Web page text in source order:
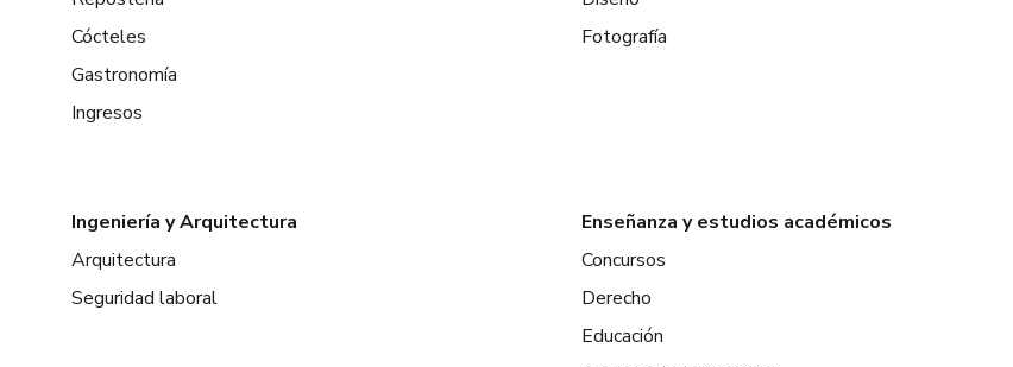
Cócteles
Gastronomía
Ingresos
Fotografía
Ingeniería y Arquitectura
Arquitectura
Seguridad laboral
Enseñanza y estudios académicos
Concursos
Derecho
Educación